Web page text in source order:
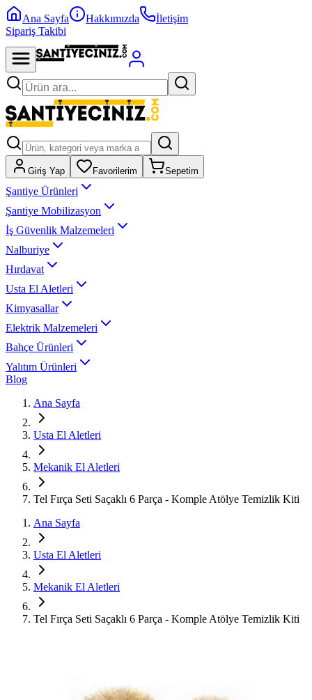
Ana Sayfa Hakkımızda
İletişim
Sipariş Takibi
Giriş Yap Favorilerim Sepetim
Şantiye Ürünleri
Şantiye Mobilizasyon
İş Güvenlik Malzemeleri
Nalburiye
Hırdavat
Usta El Aletleri
Kimyasallar
Elektrik Malzemeleri
Bahçe Ürünleri
Yalıtım Ürünleri
Blog
Ana Sayfa
Usta El Aletleri
Mekanik El Aletleri
Tel Fırça Seti Saçaklı 6 Parça - Komple Atölye Temizlik Kiti
Ana Sayfa
Usta El Aletleri
Mekanik El Aletleri
Tel Fırça Seti Saçaklı 6 Parça - Komple Atölye Temizlik Kiti